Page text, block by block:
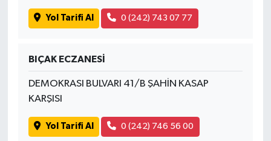
Yol Tarifi Al 0 (242) 743 07 77
BIÇAK ECZANESİ
DEMOKRASI BULVARI 41/B ŞAHİN KASAP
KARŞISI
Yol Tarifi Al 0 (242) 746 56 00